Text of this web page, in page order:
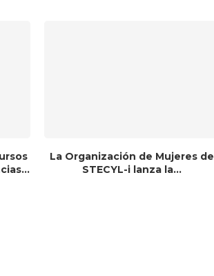
La Organización de Mujeres de
STECYL-i lanza la...